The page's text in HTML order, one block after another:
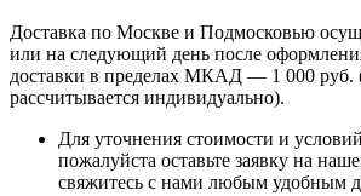
Доставка по Москве и Подмосковью
или на следующий день после
доставки в пределах МКАД — 1 000
рассчитывается индивидуально).
Для уточнения стоимости и
пожалуйста оставьте заявку на
свяжитесь с нами любым удобным